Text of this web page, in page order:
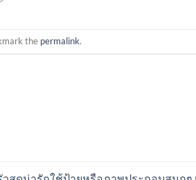
the permalink.